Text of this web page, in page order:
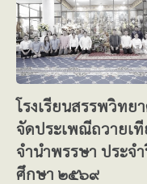
โรงเรียนสรรพวิทย
จัดประเพณีถวายเ
จำนำพรรษา ประจ
ศึกษา ๒๕๖๙